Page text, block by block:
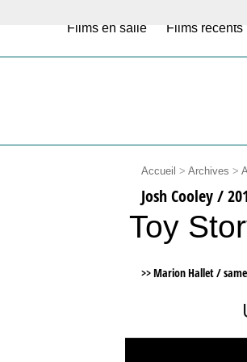
Films en salle Films récents
Accueil > Archives >
Josh Cooley /
Toy
>> Marion Hallet /